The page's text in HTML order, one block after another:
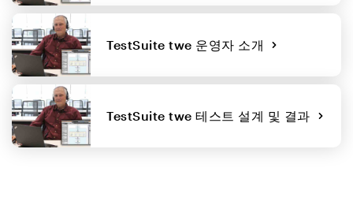
TestSuite twe 운영자 소개
TestSuite twe 테스트 설계 및 결과